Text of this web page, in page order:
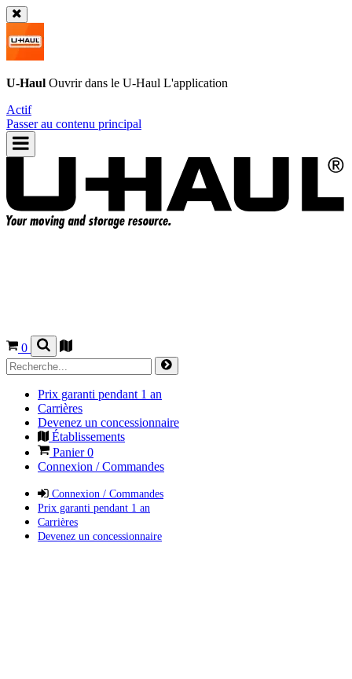
U-Haul Ouvrir dans le U-Haul L'application
Actif
Passer au contenu principal
0
Prix garanti pendant 1 an
Carrières
Devenez un concessionnaire
Établissements
Panier0
Connexion / Commandes
Connexion / Commandes
Prix garanti pendant 1 an
Carrières
Devenez un concessionnaire